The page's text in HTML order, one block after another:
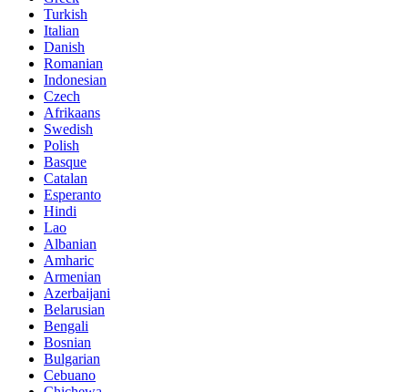
Turkish
Italian
Danish
Romanian
Indonesian
Czech
Afrikaans
Swedish
Polish
Basque
Catalan
Esperanto
Hindi
Lao
Albanian
Amharic
Armenian
Azerbaijani
Belarusian
Bengali
Bosnian
Bulgarian
Cebuano